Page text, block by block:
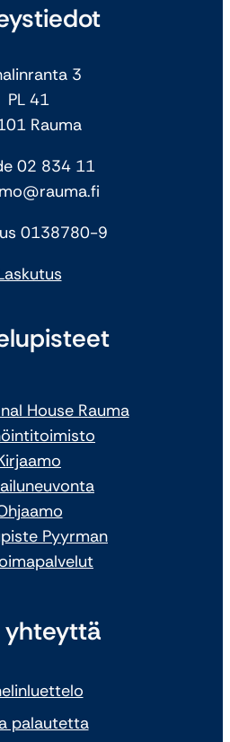
3
PL 41
Rauma
02 834 11
0138780-9
House Rauma
Pyyrman
yhteyttä
palautetta